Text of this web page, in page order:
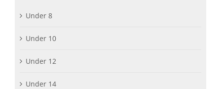
Under 8
Under 10
Under 12
Under 14